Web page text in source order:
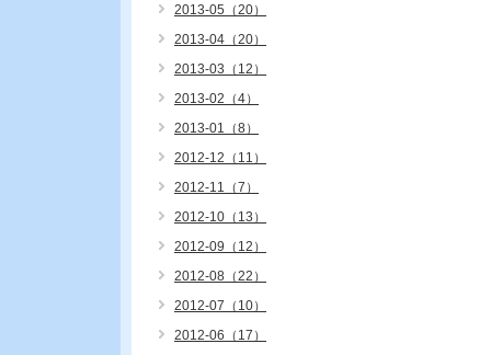
2013-05（20）
2013-04（20）
2013-03（12）
2013-02（4）
2013-01（8）
2012-12（11）
2012-11（7）
2012-10（13）
2012-09（12）
2012-08（22）
2012-07（10）
2012-06（17）